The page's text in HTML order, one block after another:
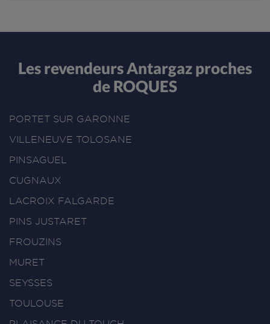
Les revendeurs Antargaz proches
de ROQUES
PORTET SUR GARONNE
VILLENEUVE TOLOSANE
PINSAGUEL
CUGNAUX
LACROIX FALGARDE
PINS JUSTARET
FROUZINS
MURET
SEYSSES
TOULOUSE